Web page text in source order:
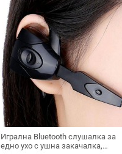
Игрална Bluetooth слушалка за
едно ухо с ушна закачалка,